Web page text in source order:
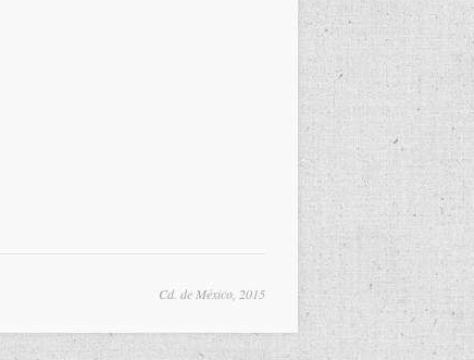
Cd. de México, 2015